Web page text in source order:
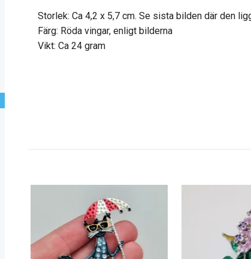
Storlek: Ca 4,2 x 5,7 cm. Se sista bilden där den
Färg: Röda vingar, enligt bilderna
Vikt: Ca 24 gram